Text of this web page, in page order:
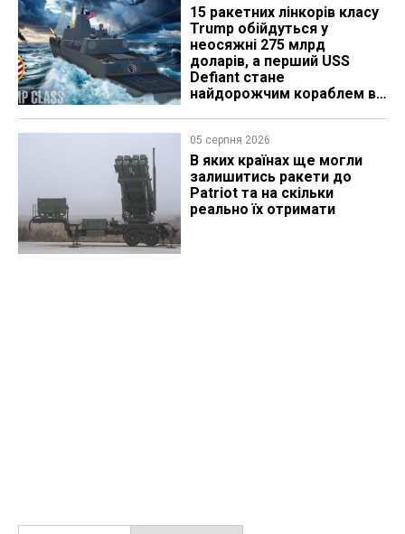
15 ракетних лінкорів класу
Trump обійдуться у
неосяжні 275 млрд
доларів, а перший USS
Defiant стане
найдорожчим кораблем в
05 серпня 2026
В яких країнах ще могли
залишитись ракети до
Patriot та на скільки
реально їх отримати